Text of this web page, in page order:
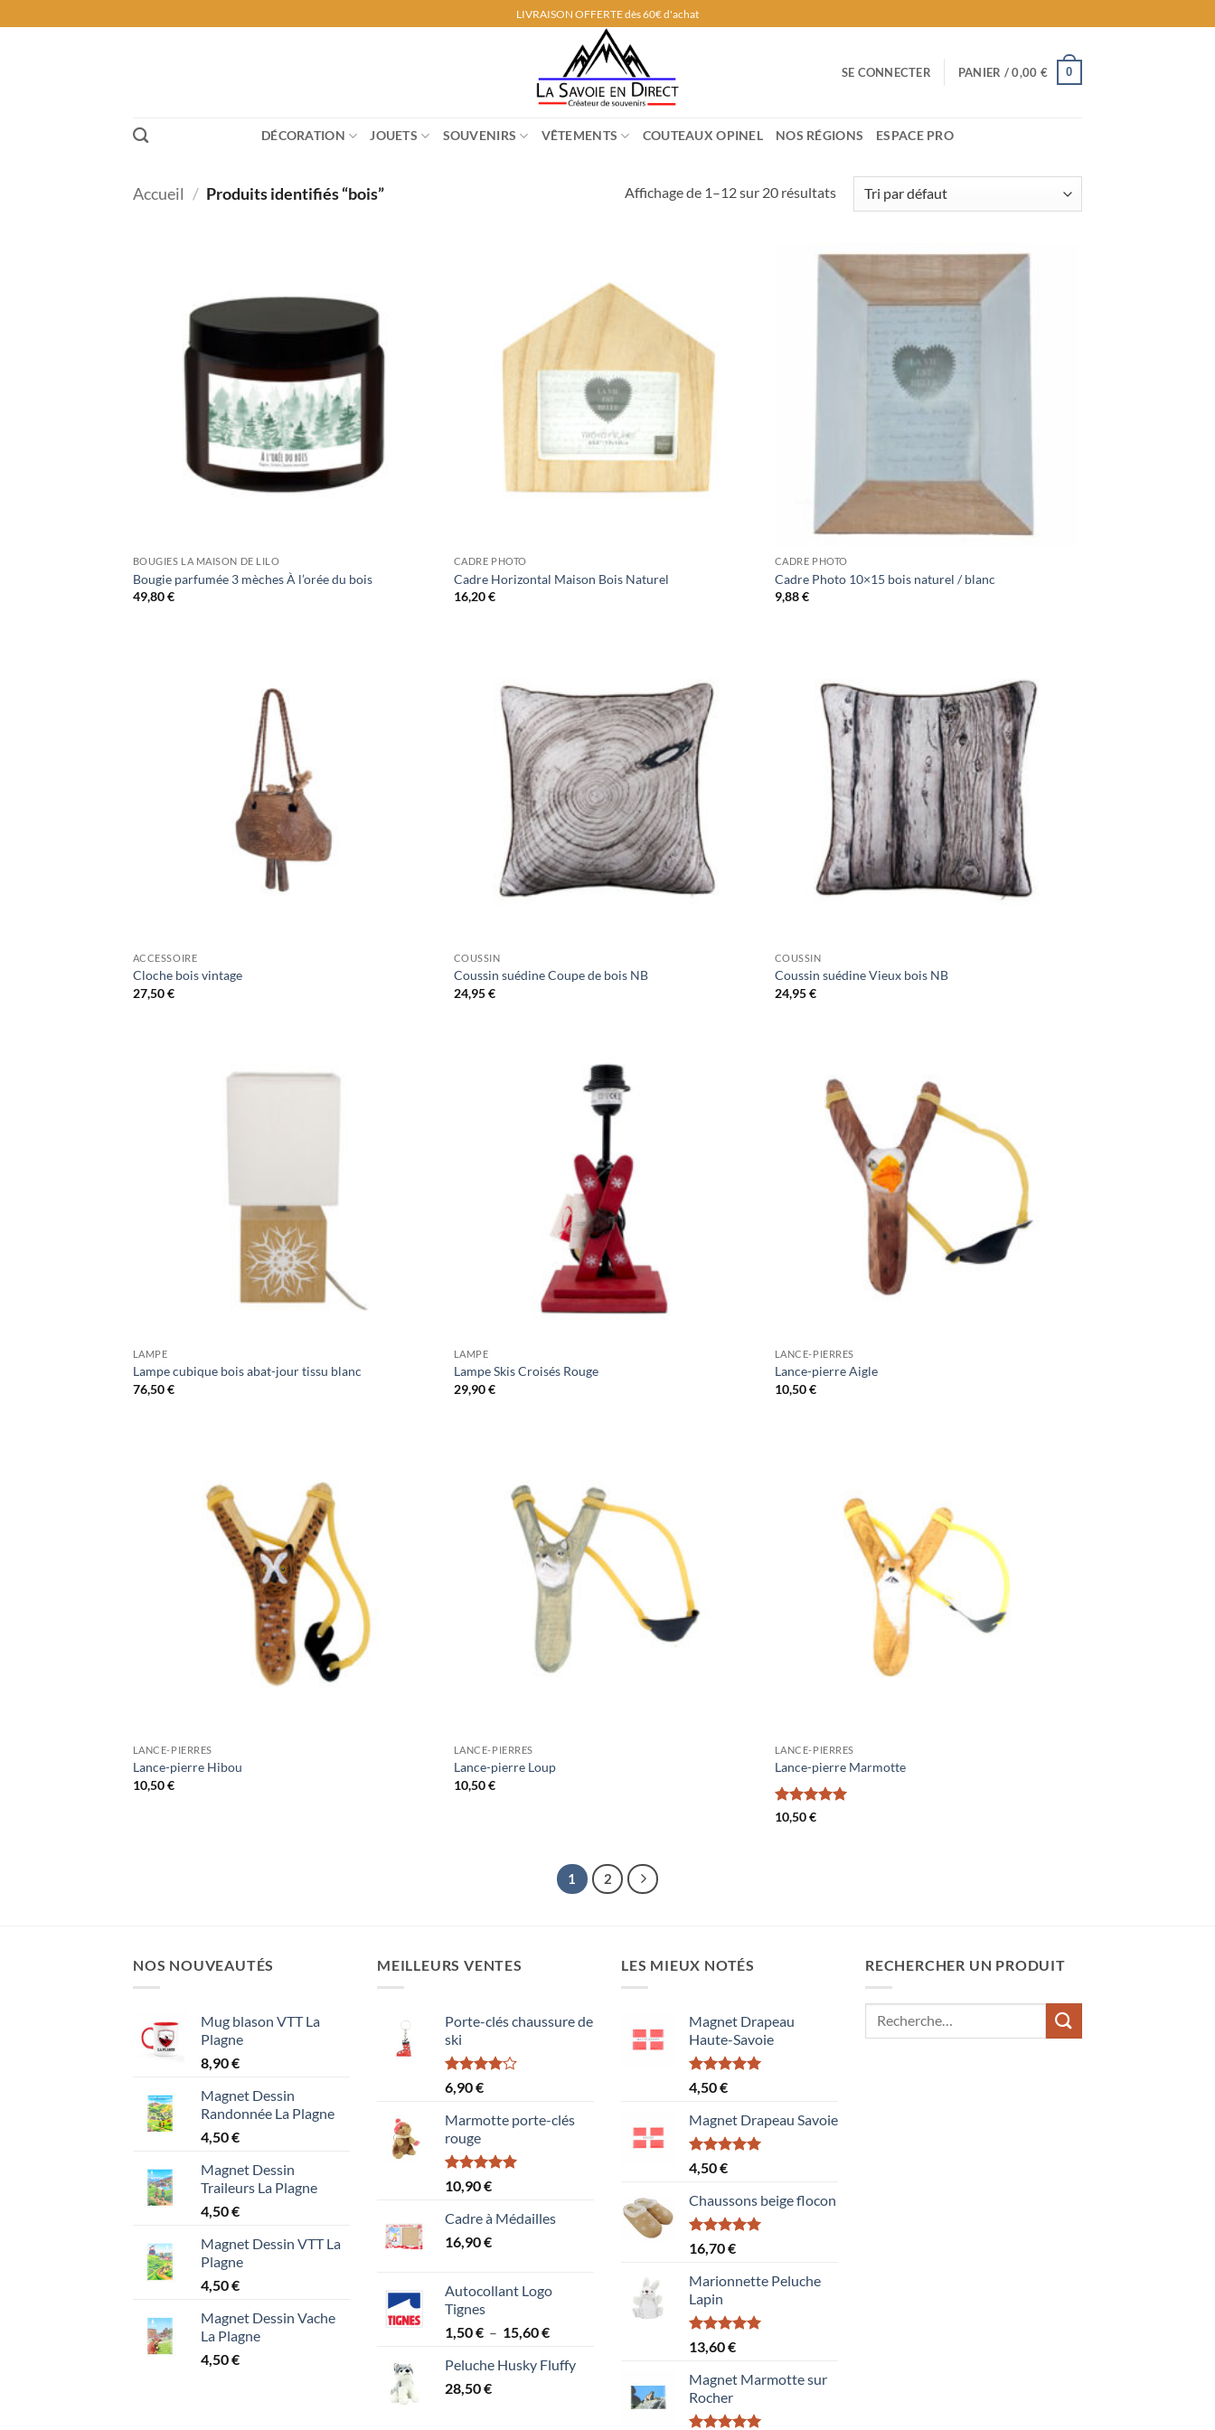
au
LIVRAISON OFFERTE dès 60€ d'achat
SE CONNECTER PANIER /0,00 € 0
DÉCORATION JOUETS SOUVENIRS VÊTEMENTS COUTEAUX OPINEL NOS RÉGIONS ESPACE PRO
Accueil / Produits identifiés “bois” Affichage de 1–12 sur 20 résultats
BOUGIES LA MAISON DE LILO
Bougie parfumée 3 mèches À l’orée du bois
49,80€
CADRE PHOTO
Cadre Horizontal Maison Bois Naturel
16,20€
CADRE PHOTO
Cadre Photo 10×15 bois naturel / blanc
9,88€
ACCESSOIRE
Cloche bois vintage
27,50€
COUSSIN
Coussin suédine Coupe de bois NB
24,95€
COUSSIN
Coussin suédine Vieux bois NB
24,95€
LAMPE
Lampe cubique bois abat-jour tissu blanc
76,50€
LAMPE
Lampe Skis Croisés Rouge
29,90€
LANCE-PIERRES
Lance-pierre Aigle
10,50€
LANCE-PIERRES
Lance-pierre Hibou
10,50€
LANCE-PIERRES
Lance-pierre Loup
10,50€
LANCE-PIERRES
Lance-pierre Marmotte
Note5
10,50€
1 2
NOS NOUVEAUTÉS
Mug blason VTT La
Plagne
8,90€
Magnet Dessin
Randonnée La Plagne
4,50€
Magnet Dessin
Traileurs La Plagne
4,50€
Magnet Dessin VTT La
Plagne
4,50€
Magnet Dessin Vache
La Plagne
4,50€
MEILLEURS VENTES
Porte-clés chaussure de
ski
Note
4.00
5
6,90€
Marmotte porte-clés
rouge
Note5.00
sur 5
10,90€
Cadre à Médailles
16,90€
Autocollant Logo
Tignes
1,50€ – 15,60€Plage
prix :
Peluche Husky Fluffy
28,50€
LES MIEUX NOTÉS
Magnet Drapeau
Haute-Savoie
Note5.00
sur 5
4,50€
Magnet Drapeau Savoie
Note5.00
sur 5
4,50€
Chaussons beige flocon
Note5.00
sur 5
16,70€
Marionnette Peluche
Lapin
Note5.00
sur 5
13,60€
Magnet Marmotte sur
Rocher
RECHERCHER UN PRODUIT
Recherche